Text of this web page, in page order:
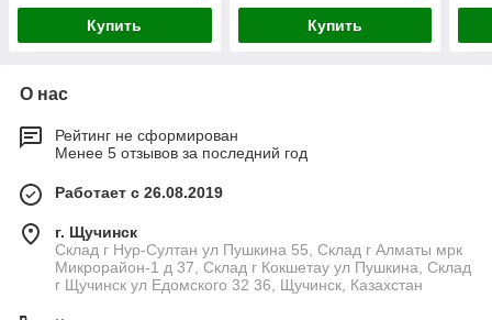
Купить Купить
О нас
Рейтинг не сформирован
Менее 5 отзывов за последний год
Работает с 26.08.2019
г. Щучинск
Склад г Нур-Султан ул Пушкина 55, Склад г Алматы мрк
Микрорайон-1 д 37, Склад г Кокшетау ул Пушкина, Склад
г Щучинск ул Едомского 32 36, Щучинск, Казахстан